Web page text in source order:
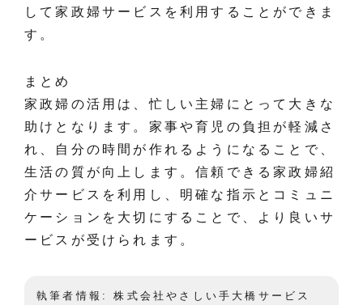
して家政婦サービスを利用することができま
す。
まとめ
家政婦の活用は、忙しい主婦にとって大きな
助けとなります。家事や育児の負担が軽減さ
れ、自分の時間が作れるようになることで、
生活の質が向上します。信頼できる家政婦紹
介サービスを利用し、明確な指示とコミュニ
ケーションを大切にすることで、より良いサ
ービスが受けられます。
執筆者情報: 株式会社やさしい手大橋サービス